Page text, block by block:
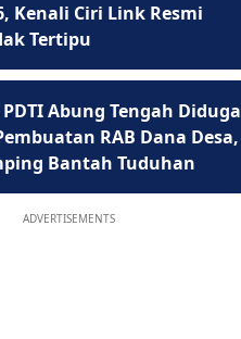
Kenali Ciri Link Resmi
Tertipu
Abung Tengah Diduga
RAB Dana Desa,
Bantah Tuduhan
ADVERTISEMENTS